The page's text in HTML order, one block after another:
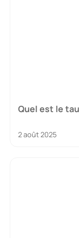
Quel est le
2 août 2025